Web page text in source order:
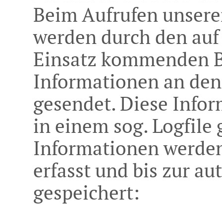
Beim Aufrufen
werden durch den
Einsatz kommenden
Informationen an
gesendet. Diese
in einem sog. Logfile
Informationen
erfasst und bis zur
gespeichert: